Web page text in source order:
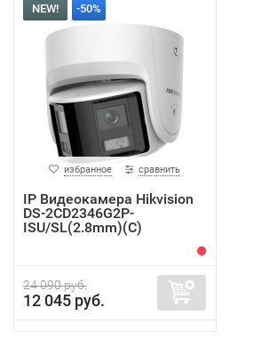
NEW! -50%
избранное сравнить
IP Видеокамера Hikvision
DS-2CD2346G2P-
ISU/SL(2.8mm)(C)
24 090 руб.
12 045 руб.